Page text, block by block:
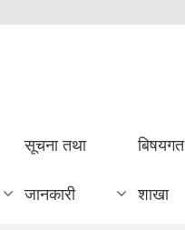
सूचना तथा
जानकारी
बिषयगत
शाखा